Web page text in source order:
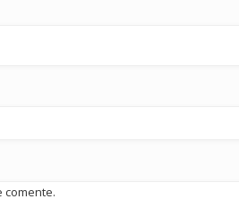
comente.